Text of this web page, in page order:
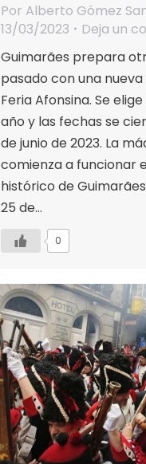
Por Alberto Gómez
13/03/2023
Deja un
Guimarães prepara
pasado con una
Feria Afonsina. Se
año y las fechas se
de junio de 2023. La
comienza a funcionar
histórico de
25 de…
0